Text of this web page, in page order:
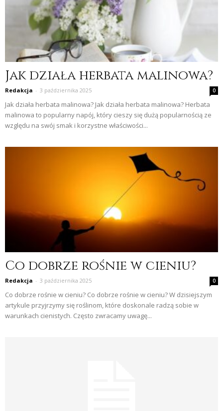
Jak działa herbata malinowa?
Redakcja - 3 października 2025 0
Jak działa herbata malinowa? Jak działa herbata malinowa? Herbata
malinowa to popularny napój, który cieszy się dużą popularnością ze
względu na swój smak i korzystne właściwości...
Co dobrze rośnie w cieniu?
Redakcja - 3 października 2025 0
Co dobrze rośnie w cieniu? Co dobrze rośnie w cieniu? W dzisiejszym
artykule przyjrzymy się roślinom, które doskonale radzą sobie w
warunkach cienistych. Często zwracamy uwagę...